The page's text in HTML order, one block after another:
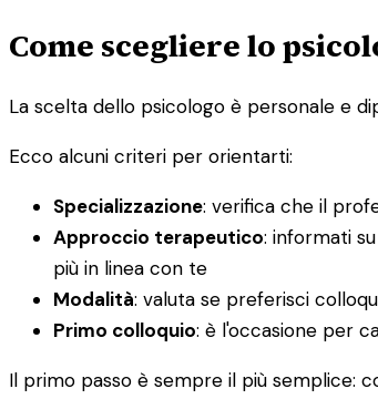
Come scegliere lo
La scelta dello psicologo è personale e
Ecco alcuni criteri per orientarti:
Specializzazione: verifica che il
Approccio terapeutico: informati
più in linea con te
Modalità: valuta se preferisci
Primo colloquio: è l'occasione per
Il primo passo è sempre il più semplice: